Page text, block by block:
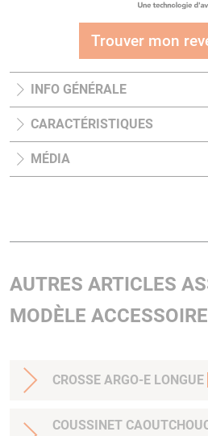
Trouver mon
INFO GÉNÉRALE
CARACTÉRISTIQUES
MÉDIA
AUTRES ARTICLES
MODÈLE
CROSSE ARGO-E LONGUE
COUSSINET